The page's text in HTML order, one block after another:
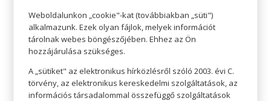
szárú farmert visel, ezért elmegyünk, és
vásárolunk magunknak egy szexi, szűk szárú
farmert. Aztán valamiért felforgatjuk a szekrényt,
ami valamiért elfelejtődött, egy csodás pulcsi és
egy remek blézer társaságában. Nézzük tehát át
Weboldalunkon „cookie"-kat (továbbiakban „süti")
alkalmazunk. Ezek olyan fájlok, melyek információt
tárolnak webes böngészőjében. Ehhez az Ön
hozzájárulása szükséges.
A „sütiket" az elektronikus hírközlésről szóló 2003. évi C.
törvény, az elektronikus kereskedelmi szolgáltatások, az
információs társadalommal összefüggő szolgáltatások